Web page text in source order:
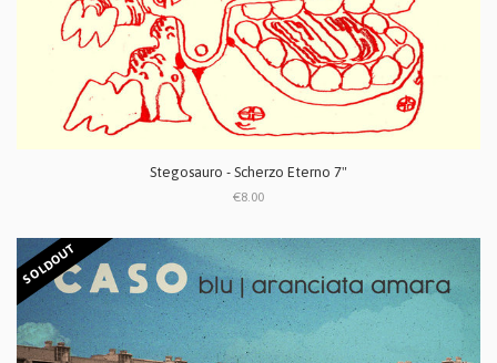
Stegosauro - Scherzo Eterno 7"
€8.00
SOLDOUT